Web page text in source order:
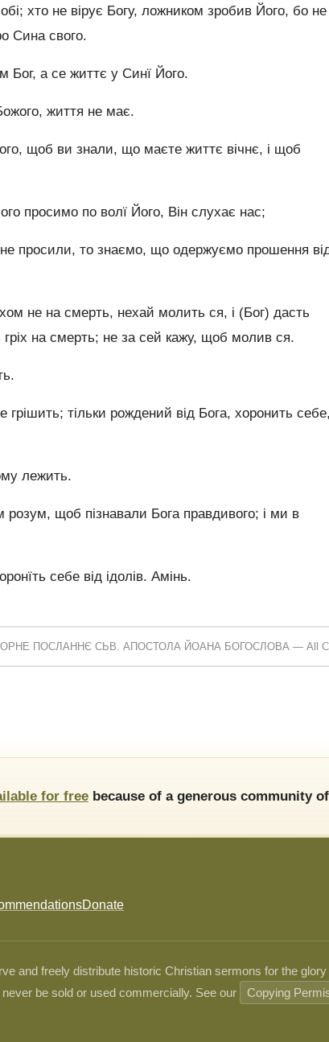
хто не вірує Богу, ложником зробив Його, бо не
Сина свого.
Бог, а се життє у Синї Його.
життя не має.
щоб ви знали, що маєте життє вічнє, і щоб
просимо по волї Його, Він слухає нас;
просили, то знаємо, що одержуємо прошення
не на смерть, нехай молить ся, і (Бог) дасть
на смерть; не за сей кажу, щоб молив ся.
тільки рождений від Бога, хоронить себе,
лежить.
щоб пізнавали Бога правдивого; і ми в
себе від ідолів. Амінь.
ПОСЛАННЄ СЬВ. АПОСТОЛА ЙОАНА БОГОСЛОВА — All
for free because of a generous community
Donate
and freely distribute historic Christian sermons for the
be sold or used commercially. See our
Copying